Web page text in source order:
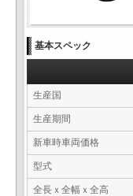
基本スペック
生産国
生産期間
新車時車両価格
型式
全長ｘ全幅ｘ全高